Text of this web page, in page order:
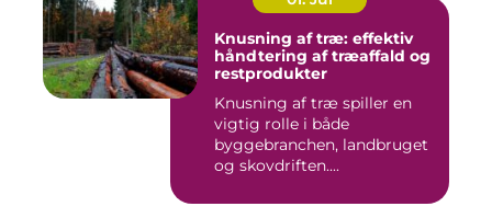
Knusning af træ: effektiv
håndtering af træaffald og
restprodukter
Knusning af træ spiller en
vigtig rolle i både
byggebranchen, landbruget
og skovdriften....